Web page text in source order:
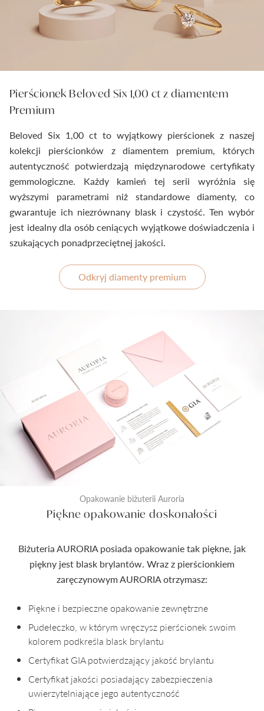
Pierścionek Beloved Six 1,00 ct z diamentem
Premium
Beloved Six 1,00 ct to wyjątkowy pierścionek z naszej
kolekcji pierścionków z diamentem premium, których
autentyczność potwierdzają międzynarodowe certyfikaty
gemmologiczne. Każdy kamień tej serii wyróżnia się
wyższymi parametrami niż standardowe diamenty, co
gwarantuje ich niezrównany blask i czystość. Ten wybór
jest idealny dla osób ceniących wyjątkowe doświadczenia i
szukających ponadprzeciętnej jakości.
Odkryj diamenty premium
Opakowanie biżuterii Auroria
Piękne opakowanie doskonałości
Biżuteria AURORIA posiada opakowanie tak piękne, jak
piękny jest blask brylantów. Wraz z pierścionkiem
zaręczynowym AURORIA otrzymasz:
Piękne i bezpieczne opakowanie zewnętrzne
Pudełeczko, w którym wręczysz pierścionek swoim
kolorem podkreśla blask brylantu
Certyfikat GIA potwierdzający jakość brylantu
Certyfikat jakości posiadający zabezpieczenia
uwierzytelniające jego autentyczność